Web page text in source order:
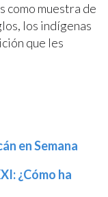
como muestra de
los indígenas
que les
en Semana
¿Cómo ha